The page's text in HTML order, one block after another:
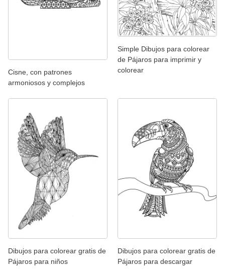
Cisne, con patrones
armoniosos y complejos
Simple Dibujos para colorear
de Pájaros para imprimir y
colorear
Dibujos para colorear gratis de
Pájaros para niños
Dibujos para colorear gratis de
Pájaros para descargar